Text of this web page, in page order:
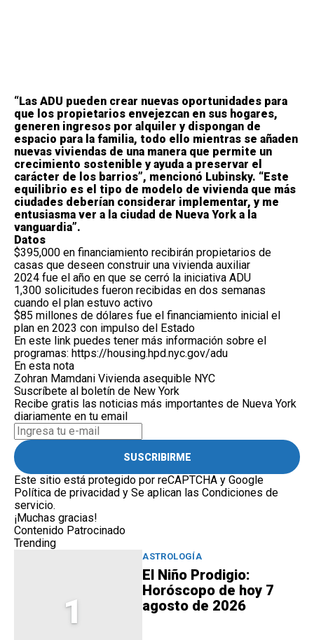
“Las ADU pueden crear nuevas oportunidades para
que los propietarios envejezcan en sus hogares,
generen ingresos por alquiler y dispongan de
espacio para la familia, todo ello mientras se añaden
nuevas viviendas de una manera que permite un
crecimiento sostenible y ayuda a preservar el
carácter de los barrios”, mencionó Lubinsky. “Este
equilibrio es el tipo de modelo de vivienda que más
ciudades deberían considerar implementar, y me
entusiasma ver a la ciudad de Nueva York a la
vanguardia”.
Datos
$395,000 en financiamiento recibirán propietarios de
casas que deseen construir una vivienda auxiliar
2024 fue el año en que se cerró la iniciativa ADU
1,300 solicitudes fueron recibidas en dos semanas
cuando el plan estuvo activo
$85 millones de dólares fue el financiamiento inicial el
plan en 2023 con impulso del Estado
En este link puedes tener más información sobre el
programas: https://housing.hpd.nyc.gov/adu
En esta nota
Zohran Mamdani Vivienda asequible NYC
Suscríbete al boletín de New York
Recibe gratis las noticias más importantes de Nueva York
diariamente en tu email
SUSCRIBIRME
Este sitio está protegido por reCAPTCHA y Google
Política de privacidad y Se aplican las Condiciones de
servicio.
¡Muchas gracias!
Contenido Patrocinado
Trending
1
ASTROLOGÍA
El Niño Prodigio:
Horóscopo de hoy 7
agosto de 2026